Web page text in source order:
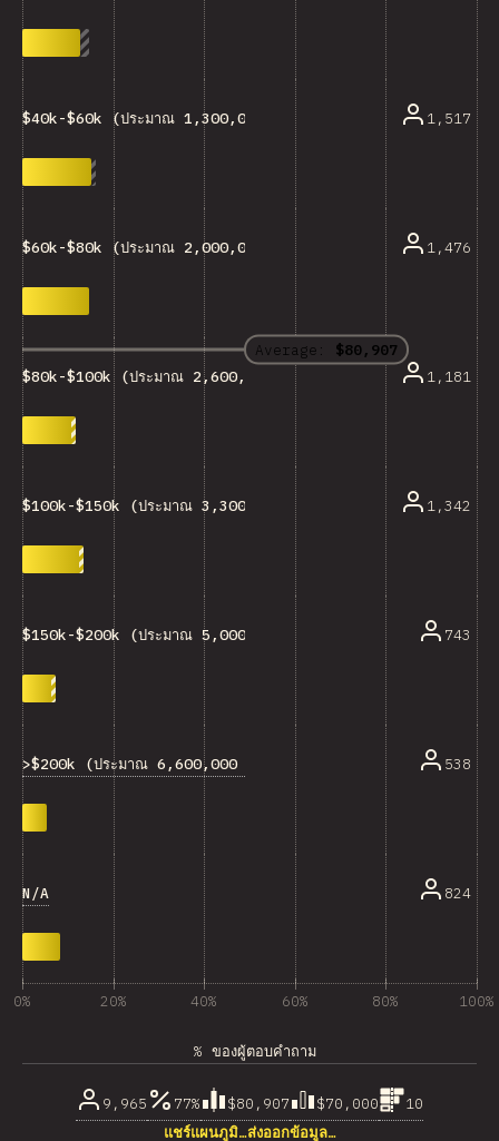
Average: $80,907
$40k-$60k (ประมาณ 1,300,000-2,000,000 บาท) 1,517
$60k-$80k (ประมาณ 2,000,000-2,600,000 บาท) 1,476
$80k-$100k (ประมาณ 2,600,000-3,300,000 บาท) 1,181
$100k-$150k (ประมาณ 3,300,000-5,000,000 บาท) 1,342
$150k-$200k (ประมาณ 5,000,000-6,600,000 บาท) 743
>$200k (ประมาณ 6,600,000 บาท) 538
N/A 824
0% 20% 40% 60% 80% 100%
% ของผู้ตอบคำถาม
9,965 77% $80,907 $70,000
10
แชร์แผนภูมิ…ส่งออกข้อมูล…